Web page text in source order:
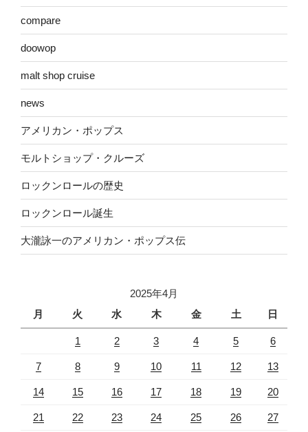
compare
doowop
malt shop cruise
news
アメリカン・ポップス
モルトショップ・クルーズ
ロックンロールの歴史
ロックンロール誕生
大瀧詠一のアメリカン・ポップス伝
2025年4月
月
火 水 木 金 土 日
1 2 3 4 5 6
7 8 9 10 11 12 13
14 15 16 17 18 19 20
21 22 23 24 25 26 27